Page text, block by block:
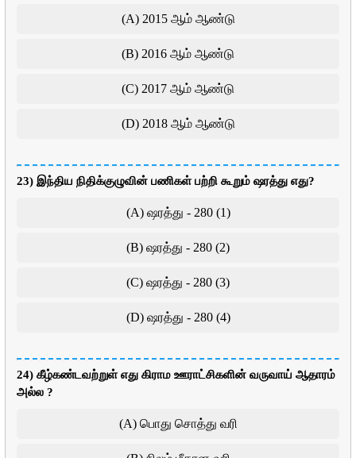
(A) 2015 ஆம் ஆண்டு
(B) 2016 ஆம் ஆண்டு
(C) 2017 ஆம் ஆண்டு
(D) 2018 ஆம் ஆண்டு
23) இந்திய நிதிக்குழுவின் பணிகள் பற்றி கூறும் ஷரத்து எது?
(A) ஷரத்து - 280 (1)
(B) ஷரத்து - 280 (2)
(C) ஷரத்து - 280 (3)
(D) ஷரத்து - 280 (4)
24) கீழ்கண்டவற்றுள் எது கிராம ஊராட்சிகளின் வருவாய் ஆதாரம்
அல்ல ?
(A) பொது சொத்து வரி